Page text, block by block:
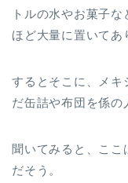
トルの水やお菓子
ほど大量に置いてあ
するとそこに、メキ
だ缶詰や布団を係の
聞いてみると、ここ
だそう。